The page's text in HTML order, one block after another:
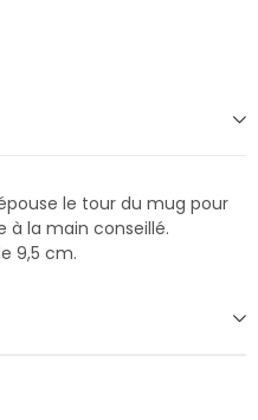
le tour du mug pour
à la main conseillé.
9,5 cm.